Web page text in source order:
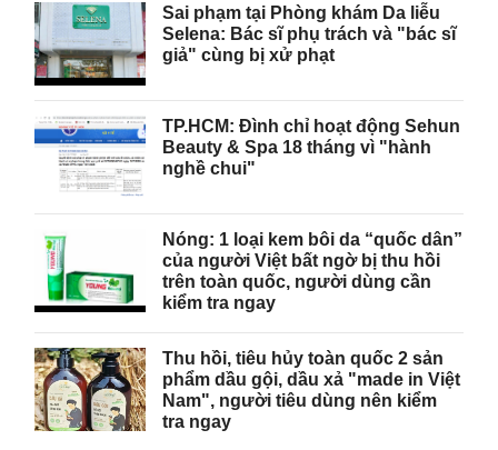
Sai phạm tại Phòng khám Da liễu
Selena: Bác sĩ phụ trách và "bác sĩ
giả" cùng bị xử phạt
TP.HCM: Đình chỉ hoạt động Sehun
Beauty & Spa 18 tháng vì "hành
nghề chui"
Nóng: 1 loại kem bôi da “quốc dân”
của người Việt bất ngờ bị thu hồi
trên toàn quốc, người dùng cần
kiểm tra ngay
Thu hồi, tiêu hủy toàn quốc 2 sản
phẩm dầu gội, dầu xả "made in Việt
Nam", người tiêu dùng nên kiểm
tra ngay